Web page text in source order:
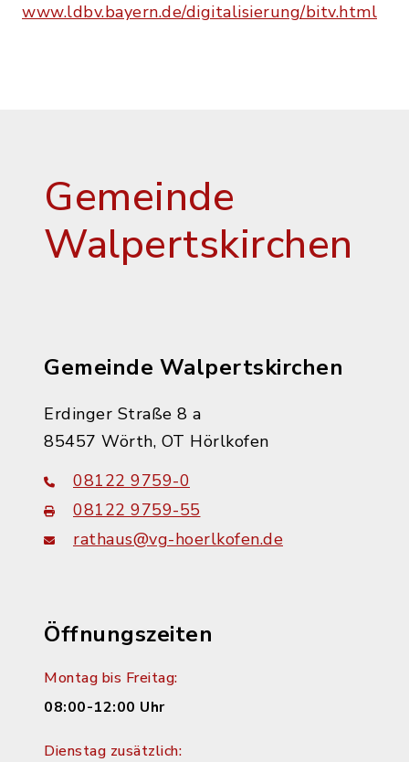
www.ldbv.bayern.de/digitalisierung/bitv.html
Gemeinde
Walpertskirchen
Gemeinde Walpertskirchen
Erdinger Straße 8 a
85457 Wörth, OT Hörlkofen
08122 9759-0
08122 9759-55
rathaus@vg-hoerlkofen.de
Öffnungszeiten
Montag bis Freitag:
08:00-12:00 Uhr
Dienstag zusätzlich: